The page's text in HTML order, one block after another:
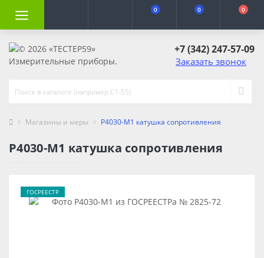
0 0 0
+7 (342) 247-57-09
Заказать звонок
Магазины и меры Р4030-М1 катушка сопротивления
Р4030-М1 катушка сопротивления
ГОСРЕЕСТР